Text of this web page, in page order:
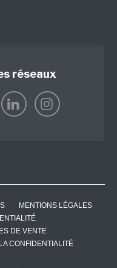
réseaux
MENTIONS LÉGALES
DE VENTE
CONFIDENTIALITÉ